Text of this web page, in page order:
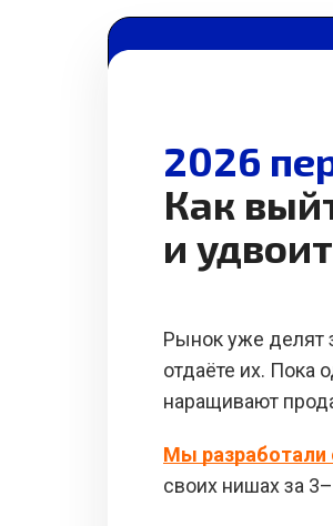
2026
Как
и
Рынок уже делят
отдаёте их. Пока
наращивают
Мы разработали
своих нишах за